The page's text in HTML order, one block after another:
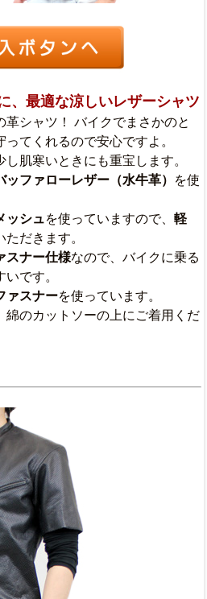
、最適な涼しいレザーシャツ
革シャツ！ バイクでまさかのと
てくれるので安心ですよ。
肌寒いときにも重宝します。
ファローレザー（水牛革）
を使
ッシュを使っていますので、 軽
ただきます。
スナー仕様なので、バイクに乗る
です。
ァスナーを使っています。
綿のカットソーの上にご着用くだ